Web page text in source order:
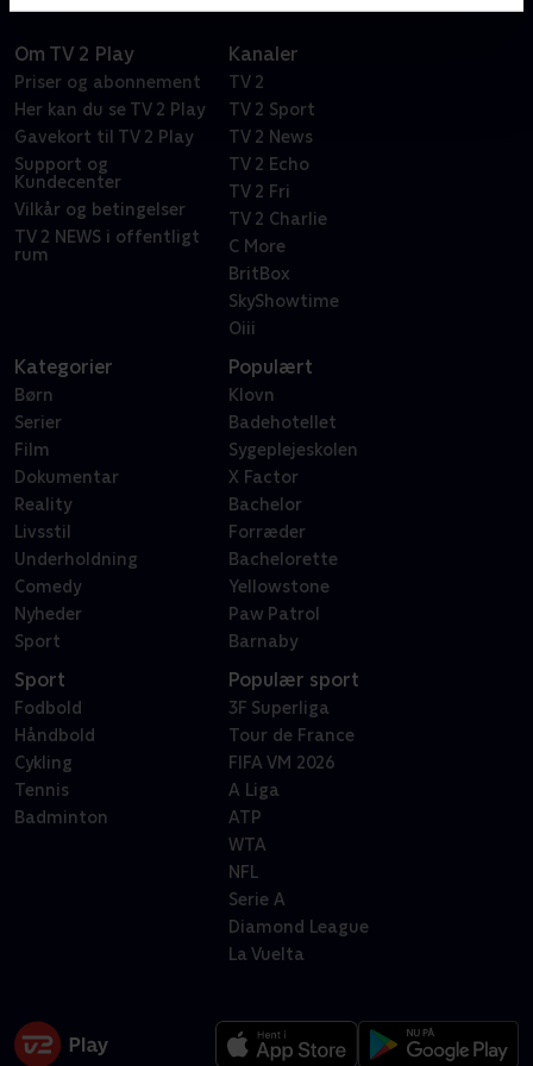
Om TV 2 Play
Priser og abonnement
Her kan du se TV 2 Play
Gavekort til TV 2 Play
Support og
Kundecenter
Vilkår og betingelser
TV 2 NEWS i offentligt
rum
Kanaler
TV 2
TV 2 Sport
TV 2 News
TV 2 Echo
TV 2 Fri
TV 2 Charlie
C More
BritBox
SkyShowtime
Oiii
Kategorier
Børn
Serier
Film
Dokumentar
Reality
Livsstil
Underholdning
Comedy
Nyheder
Sport
Populært
Klovn
Badehotellet
Sygeplejeskolen
X Factor
Bachelor
Forræder
Bachelorette
Yellowstone
Paw Patrol
Barnaby
Sport
Fodbold
Håndbold
Cykling
Tennis
Badminton
Populær sport
3F Superliga
Tour de France
FIFA VM 2026
A Liga
ATP
WTA
NFL
Serie A
Diamond League
La Vuelta